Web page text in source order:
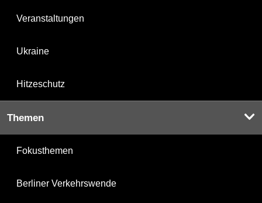
Veranstaltungen
Ukraine
Hitzeschutz
Themen
Fokusthemen
Berliner Verkehrswende